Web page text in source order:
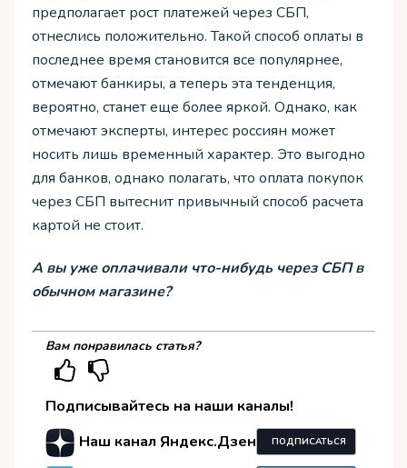
предполагает рост платежей через СБП,
отнеслись положительно. Такой способ оплаты в
последнее время становится все популярнее,
отмечают банкиры, а теперь эта тенденция,
вероятно, станет еще более яркой. Однако, как
отмечают эксперты, интерес россиян может
носить лишь временный характер. Это выгодно
для банков, однако полагать, что оплата покупок
через СБП вытеснит привычный способ расчета
картой не стоит.
А вы уже оплачивали что-нибудь через СБП в
обычном магазине?
Вам понравилась статья?
Подписывайтесь на наши каналы!
Наш канал Яндекс.Дзен
ПОДПИСАТЬСЯ